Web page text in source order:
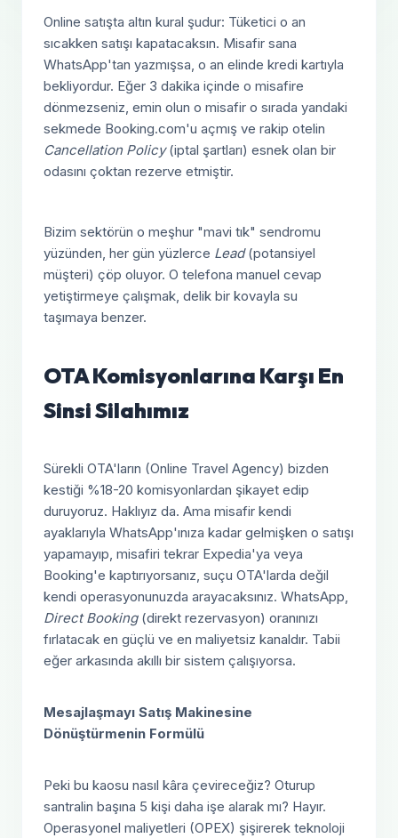
Online satışta altın kural şudur: Tüketici o an
sıcakken satışı kapatacaksın. Misafir sana
WhatsApp'tan yazmışsa, o an elinde kredi kartıyla
bekliyordur. Eğer 3 dakika içinde o misafire
dönmezseniz, emin olun o misafir o sırada yandaki
sekmede Booking.com'u açmış ve rakip otelin
Cancellation Policy(iptal şartları) esnek olan bir
odasını çoktan rezerve etmiştir.
Bizim sektörün o meşhur "mavi tık" sendromu
yüzünden, her gün yüzlerce Lead(potansiyel
müşteri) çöp oluyor. O telefona manuel cevap
yetiştirmeye çalışmak, delik bir kovayla su
taşımaya benzer.
OTA Komisyonlarına Karşı En
Sinsi Silahımız
Sürekli OTA'ların (Online Travel Agency) bizden
kestiği %18-20 komisyonlardan şikayet edip
duruyoruz. Haklıyız da. Ama misafir kendi
ayaklarıyla WhatsApp'ınıza kadar gelmişken o satışı
yapamayıp, misafiri tekrar Expedia'ya veya
Booking'e kaptırıyorsanız, suçu OTA'larda değil
kendi operasyonunuzda arayacaksınız. WhatsApp,
Direct Booking(direkt rezervasyon) oranınızı
fırlatacak en güçlü ve en maliyetsiz kanaldır. Tabii
eğer arkasında akıllı bir sistem çalışıyorsa.
Mesajlaşmayı Satış Makinesine
Dönüştürmenin Formülü
Peki bu kaosu nasıl kâra çevireceğiz? Oturup
santralin başına 5 kişi daha işe alarak mı? Hayır.
Operasyonel maliyetleri (OPEX) şişirerek teknoloji